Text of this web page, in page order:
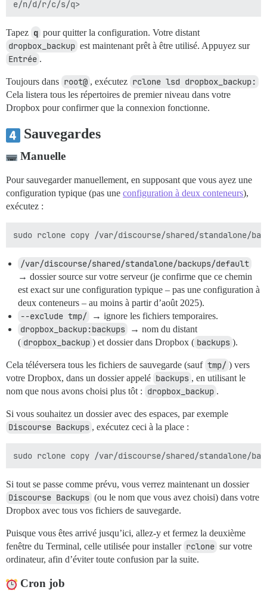
Tapez q pour quitter la configuration. Votre distant
dropbox_backup est maintenant prêt à être utilisé. Appuyez sur
Entrée .
Toujours dans root@ , exécutez rclone lsd dropbox_backup:
Cela listera tous les répertoires de premier niveau dans votre
Dropbox pour confirmer que la connexion fonctionne.
Sauvegardes
Manuelle
Pour sauvegarder manuellement, en supposant que vous ayez une
configuration typique (pas une configuration à deux conteneurs),
exécutez :
/var/discourse/shared/standalone/backups/default
→ dossier source sur votre serveur (je confirme que ce chemin
est exact sur une configuration typique – pas une configuration à
deux conteneurs – au moins à partir d’août 2025).
--exclude tmp/ → ignore les fichiers temporaires.
dropbox_backup:backups
→ nom du distant
( dropbox_backup ) et dossier dans Dropbox ( backups ).
Cela téléversera tous les fichiers de sauvegarde (sauf tmp/ ) vers
votre Dropbox, dans un dossier appelé backups , en utilisant le
nom que nous avons choisi plus tôt : dropbox_backup .
Si vous souhaitez un dossier avec des espaces, par exemple
Discourse Backups , exécutez ceci à la place :
Si tout se passe comme prévu, vous verrez maintenant un dossier
Discourse Backups (ou le nom que vous avez choisi) dans votre
Dropbox avec tous vos fichiers de sauvegarde.
Puisque vous êtes arrivé jusqu’ici, allez-y et fermez la deuxième
fenêtre du Terminal, celle utilisée pour installer rclone sur votre
ordinateur, afin d’éviter toute confusion par la suite.
Cron job